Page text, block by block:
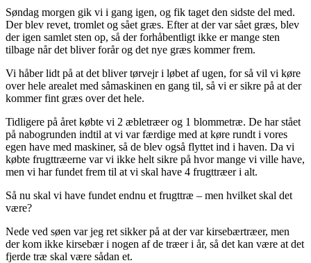
Søndag morgen gik vi i gang igen, og fik taget den sidste del med.
Der blev revet, tromlet og sået græs. Efter at der var sået græs, blev
der igen samlet sten op, så der forhåbentligt ikke er mange sten
tilbage når det bliver forår og det nye græs kommer frem.
Vi håber lidt på at det bliver tørvejr i løbet af ugen, for så vil vi køre
over hele arealet med såmaskinen en gang til, så vi er sikre på at der
kommer fint græs over det hele.
Tidligere på året købte vi 2 æbletræer og 1 blommetræ. De har stået
på nabogrunden indtil at vi var færdige med at køre rundt i vores
egen have med maskiner, så de blev også flyttet ind i haven. Da vi
købte frugttræerne var vi ikke helt sikre på hvor mange vi ville have,
men vi har fundet frem til at vi skal have 4 frugttræer i alt.
Så nu skal vi have fundet endnu et frugttræ – men hvilket skal det
være?
Nede ved søen var jeg ret sikker på at der var kirsebærtræer, men
der kom ikke kirsebær i nogen af de træer i år, så det kan være at det
fjerde træ skal være sådan et.